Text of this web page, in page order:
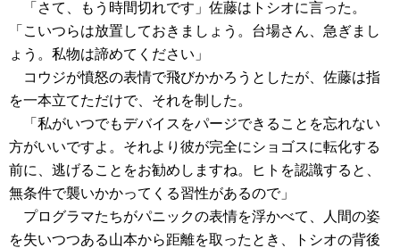
「さて、もう時間切れです」佐藤はトシオに言った。
「こいつらは放置しておきましょう。台場さん、急ぎまし
ょう。私物は諦めてください」
コウジが憤怒の表情で飛びかかろうとしたが、佐藤は指
を一本立てただけで、それを制した。
「私がいつでもデバイスをパージできることを忘れない
方がいいですよ。それより彼が完全にショゴスに転化する
前に、逃げることをお勧めしますね。ヒトを認識すると、
無条件で襲いかかってくる習性があるので」
プログラマたちがパニックの表情を浮かべて、人間の姿
を失いつつある山本から距離を取ったとき、トシオの背後